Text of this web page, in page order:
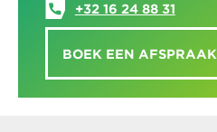
+32 16 24 88 31
BOEK EEN AFSPRAAK